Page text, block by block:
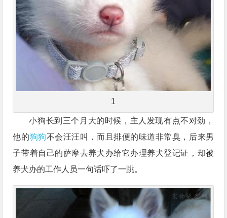
1
小狗长到三个月大的时候，主人发现有点不对劲，
他的狗狗不会汪汪叫，而且排便的味道非常臭，后来男
子带着自己的萨摩去养犬办给它办理养犬登记证，却被
养犬办的工作人员一句话吓了一跳。